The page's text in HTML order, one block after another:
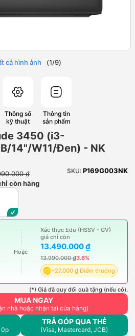
cả hình ảnh (1/9)
Thông số
kỹ thuật
Thông tin
sản phẩm
3450 (i3-
14"/W11/Đen) - NK
₫ SKU: P169G003NK
còn hàng
Hoặc
Xác thực Edu (HSSV - GV)
giá chỉ còn
13.490.000 ₫
13.990.000 ₫3.6%
+27.000 ₫ Điểm thưởng
(*) Giá đã quy đổi quà tặng (nếu có).
MUA NGAY
nhà hoặc nhận tại cửa hàng)
TRẢ GÓP QUA THẺ
(Visa, Mastercard, JCB)